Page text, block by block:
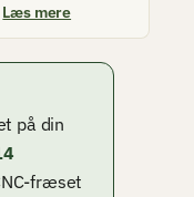
Læs mere
på din
fræset